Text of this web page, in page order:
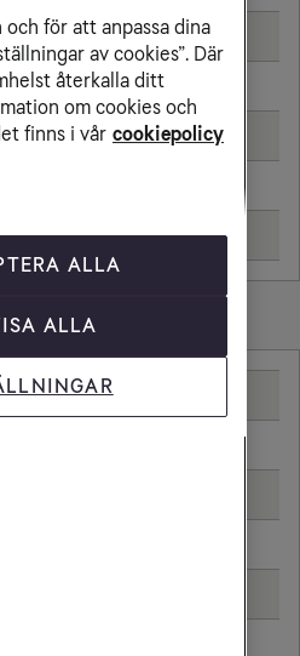
25,00 kr/min
25,00 kr/min
6,00 kr
0,99 kr
25,00 kr/min
för att anpassa dina
av cookies”. Där
återkalla ditt
om cookies och
finns i vår cookiepolicy
ALLA
ALLA